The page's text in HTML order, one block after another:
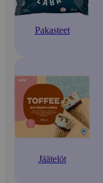
Pakasteet
Jäätelöt